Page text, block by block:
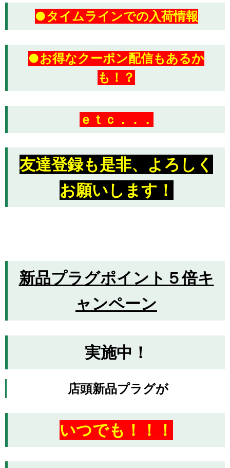
●タイムラインでの入荷情報
●お得なクーポン配信もあるか
も！？
ｅｔｃ．．．
友達登録も是非、よろしく
お願いします！
新品プラグポイント５倍キ
ャンペーン
実施中！
店頭新品プラグが
いつでも！！！